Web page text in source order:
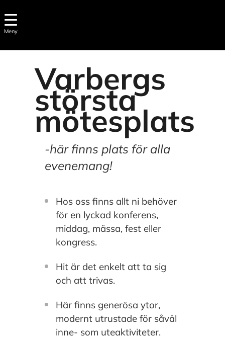
Varbergs
största
mötesplats
-här finns plats för alla
evenemang!
Hos oss finns allt ni behöver
för en lyckad konferens,
middag, mässa, fest eller
kongress.
Hit är det enkelt att ta sig
och att trivas.
Här finns generösa ytor,
modernt utrustade för såväl
inne- som uteaktiviteter.
ÅRETS
JULFEST
GOES
90s
Meny